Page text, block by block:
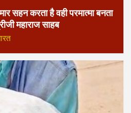
सहन करता है वही परमात्मा बनता
महाराज साहब